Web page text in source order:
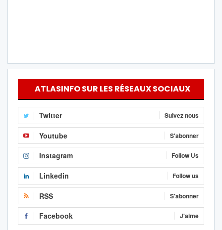
ATLASINFO SUR LES RÉSEAUX SOCIAUX
Twitter Suivez nous
Youtube S'abonner
Instagram Follow Us
Linkedin Follow us
RSS S'abonner
Facebook J'aime